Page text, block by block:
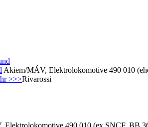
Akiem/MÁV, Elektrolokomotive 490 010
>>>Rivarossi
Elektrolokomotive 490 010 (ex SNCF, BB